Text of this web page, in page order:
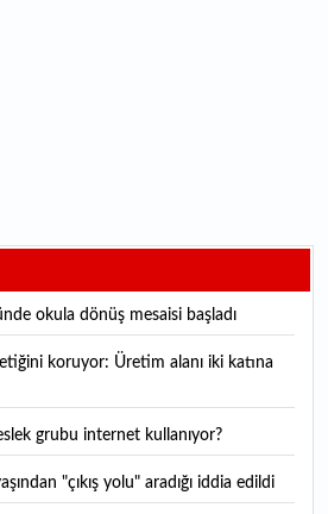
okula dönüş mesaisi başladı
grubu internet kullanıyor?
"çıkış yolu" aradığı iddia edildi